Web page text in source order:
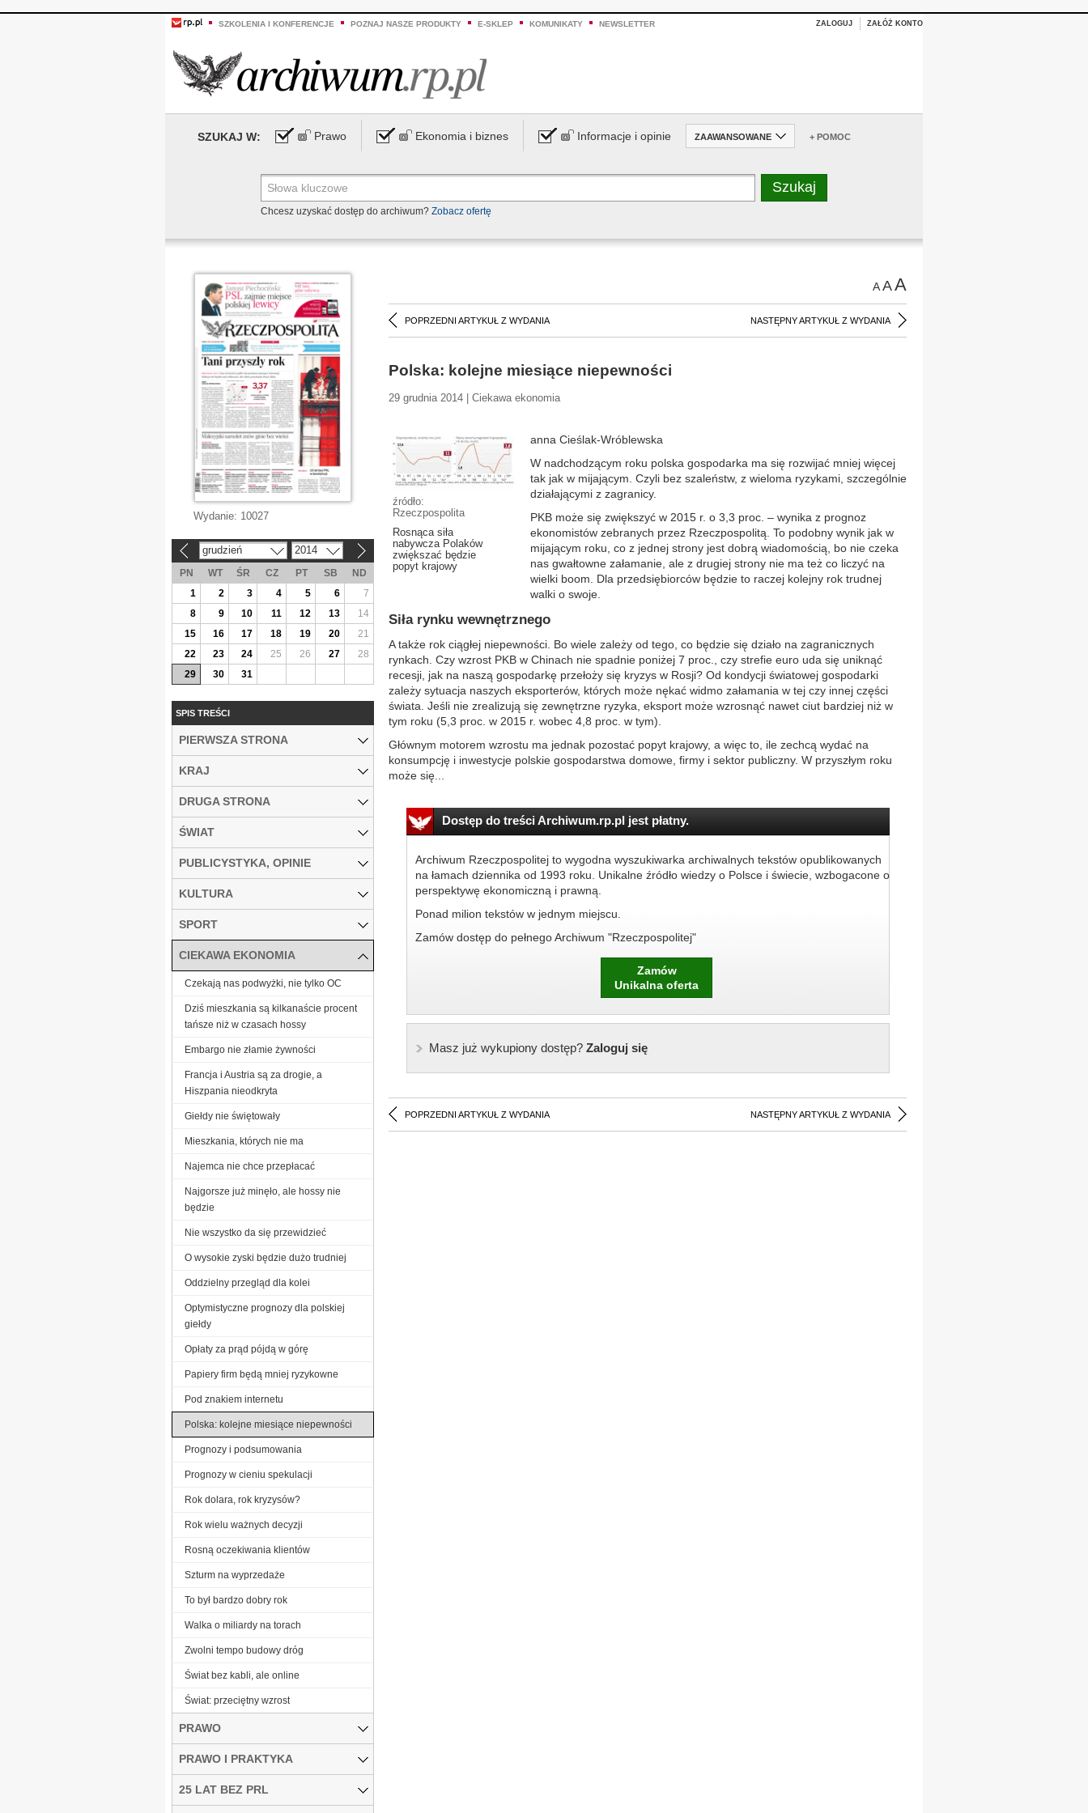
SZKOLENIA I KONFERENCJE POZNAJ NASZE PRODUKTY E-SKLEP KOMUNIKATY NEWSLETTER ZALOGUJ ZAŁÓŻ KONTO
SZUKAJ W: Prawo Ekonomia i biznes Informacje i opinie ZAAWANSOWANE + POMOC
Chcesz uzyskać dostęp do archiwum? Zobacz ofertę
AAA
POPRZEDNI ARTYKUŁ Z WYDANIA NASTĘPNY ARTYKUŁ Z WYDANIA
Polska: kolejne miesiące niepewności
29 grudnia 2014 | Ciekawa ekonomia
źródło:
Rzeczpospolita
Rosnąca siła
nabywcza Polaków
zwiększać będzie
popyt krajowy
anna Cieślak-Wróblewska
W nadchodzącym roku polska gospodarka ma się rozwijać mniej więcej
tak jak w mijającym. Czyli bez szaleństw, z wieloma ryzykami, szczególnie
działającymi z zagranicy.
PKB może się zwiększyć w 2015 r. o 3,3 proc. – wynika z prognoz
ekonomistów zebranych przez Rzeczpospolitą. To podobny wynik jak w
mijającym roku, co z jednej strony jest dobrą wiadomością, bo nie czeka
nas gwałtowne załamanie, ale z drugiej strony nie ma też co liczyć na
wielki boom. Dla przedsiębiorców będzie to raczej kolejny rok trudnej
walki o swoje.
Siła rynku wewnętrznego
A także rok ciągłej niepewności. Bo wiele zależy od tego, co będzie się działo na zagranicznych
rynkach. Czy wzrost PKB w Chinach nie spadnie poniżej 7 proc., czy strefie euro uda się uniknąć
recesji, jak na naszą gospodarkę przełoży się kryzys w Rosji? Od kondycji światowej gospodarki
zależy sytuacja naszych eksporterów, których może nękać widmo załamania w tej czy innej części
świata. Jeśli nie zrealizują się zewnętrzne ryzyka, eksport może wzrosnąć nawet ciut bardziej niż w
tym roku (5,3 proc. w 2015 r. wobec 4,8 proc. w tym).
Głównym motorem wzrostu ma jednak pozostać popyt krajowy, a więc to, ile zechcą wydać na
konsumpcję i inwestycje polskie gospodarstwa domowe, firmy i sektor publiczny. W przyszłym roku
może się...
Dostęp do treści Archiwum.rp.pl jest płatny.
Archiwum Rzeczpospolitej to wygodna wyszukiwarka archiwalnych tekstów opublikowanych
na łamach dziennika od 1993 roku. Unikalne źródło wiedzy o Polsce i świecie, wzbogacone o
perspektywę ekonomiczną i prawną.
Ponad milion tekstów w jednym miejscu.
Zamów dostęp do pełnego Archiwum "Rzeczpospolitej"
Zamów
Unikalna oferta
Masz już wykupiony dostęp?Zaloguj się
POPRZEDNI ARTYKUŁ Z WYDANIA NASTĘPNY ARTYKUŁ Z WYDANIA
Wydanie: 10027
grudzień 2014
PN WT ŚR CZ PT SB
ND
1
2 3 4 5 6
7
8
9 10 11 12 13
14
15
16 17 18 19 20
21
22
23 24 25 26 27
28
29
30 31
SPIS TREŚCI
PIERWSZA STRONA
KRAJ
DRUGA STRONA
ŚWIAT
PUBLICYSTYKA, OPINIE
KULTURA
SPORT
CIEKAWA EKONOMIA
Czekają nas podwyżki, nie tylko OC
Dziś mieszkania są kilkanaście procent
tańsze niż w czasach hossy
Embargo nie złamie żywności
Francja i Austria są za drogie, a
Hiszpania nieodkryta
Giełdy nie świętowały
Mieszkania, których nie ma
Najemca nie chce przepłacać
Najgorsze już minęło, ale hossy nie
będzie
Nie wszystko da się przewidzieć
O wysokie zyski będzie dużo trudniej
Oddzielny przegląd dla kolei
Optymistyczne prognozy dla polskiej
giełdy
Opłaty za prąd pójdą w górę
Papiery firm będą mniej ryzykowne
Pod znakiem internetu
Polska: kolejne miesiące niepewności
Prognozy i podsumowania
Prognozy w cieniu spekulacji
Rok dolara, rok kryzysów?
Rok wielu ważnych decyzji
Rosną oczekiwania klientów
Szturm na wyprzedaże
To był bardzo dobry rok
Walka o miliardy na torach
Zwolni tempo budowy dróg
Świat bez kabli, ale online
Świat: przeciętny wzrost
PRAWO
PRAWO I PRAKTYKA
25 LAT BEZ PRL